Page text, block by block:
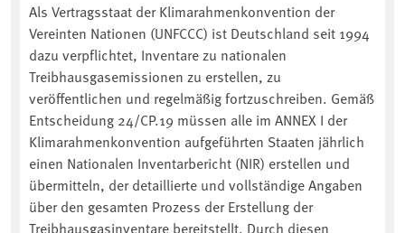
Als Vertragsstaat der Klimarahmenkonvention der
Vereinten Nationen (UNFCCC) ist Deutschland seit 1994
dazu verpflichtet, Inventare zu nationalen
Treibhausgasemissionen zu erstellen, zu
veröffentlichen und regelmäßig fortzuschreiben. Gemäß
Entscheidung 24/CP.19 müssen alle im ANNEX I der
Klimarahmenkonvention aufgeführten Staaten jährlich
einen Nationalen Inventarbericht (NIR) erstellen und
übermitteln, der detaillierte und vollständige Angaben
über den gesamten Prozess der Erstellung der
Treibhausgasinventare bereitstellt. Durch diesen